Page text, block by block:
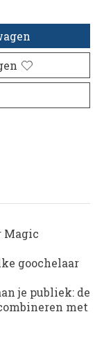
Magic
goochelaar
je publiek: de
met